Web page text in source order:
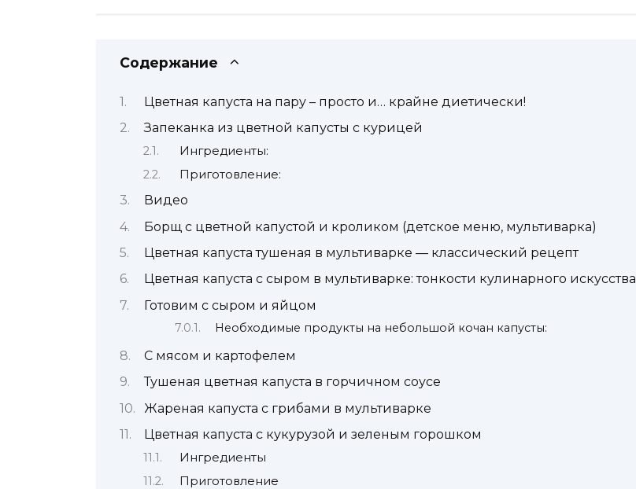
Содержание
Цветная капуста на пару – просто и… крайне диетически!
Запеканка из цветной капусты с курицей
Ингредиенты:
Приготовление:
Видео
Борщ с цветной капустой и кроликом (детское меню, мультиварка)
Цветная капуста тушеная в мультиварке — классический рецепт
Цветная капуста с сыром в мультиварке: тонкости кулинарного искусства
Готовим с сыром и яйцом
Необходимые продукты на небольшой кочан капусты:
С мясом и картофелем
Тушеная цветная капуста в горчичном соусе
Жареная капуста с грибами в мультиварке
Цветная капуста с кукурузой и зеленым горошком
Ингредиенты
Приготовление